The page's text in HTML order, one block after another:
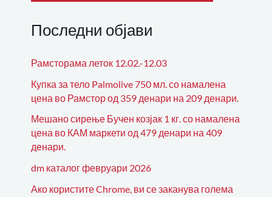
Последни објави
Рамсторама леток 12.02.-12.03
Купка за тело Palmolive 750 мл. со намалена
цена во Рамстор од 359 денари на 209 денари.
Мешано сирење Бучен козјак 1 кг. со намалена
цена во КАМ маркети од 479 денари на 409
денари.
dm каталог февруари 2026
Ако користите Chrome, ви се заканува голема